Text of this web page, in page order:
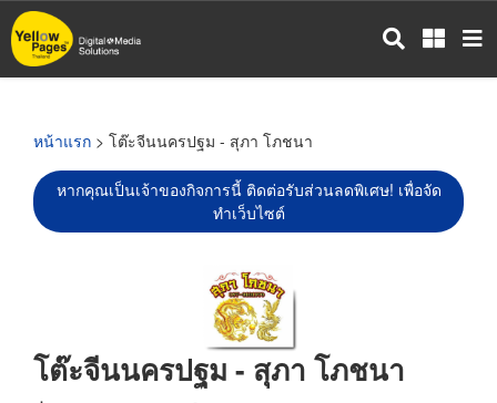
ข้าม
ไป
หน้าแรก > โต๊ะจีนนครปฐม - สุภา โภชนา
หากคุณเป็นเจ้าของกิจการนี้ ติดต่อรับส่วนลดพิเศษ! เพื่อจัด
ทำเว็บไซต์
โต๊ะจีนนครปฐม - สุภา โภชนา